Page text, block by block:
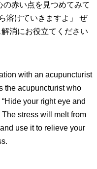
の赤い点を見つめてみて
溶けていきますよ」 ぜ
消にお役立てください
with an acupuncturist
the acupuncturist who
“Hide your right eye and
The stress will melt from
use it to relieve your